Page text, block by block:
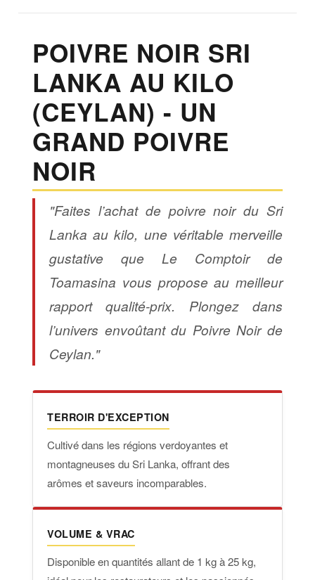
POIVRE NOIR SRI
LANKA AU KILO
(CEYLAN) - UN
GRAND POIVRE
NOIR
"Faites l’achat de poivre noir du Sri
Lanka au kilo, une véritable merveille
gustative que Le Comptoir de
Toamasina vous propose au meilleur
rapport qualité-prix. Plongez dans
l’univers envoûtant du Poivre Noir de
Ceylan."
TERROIR D'EXCEPTION
Cultivé dans les régions verdoyantes et
montagneuses du Sri Lanka, offrant des
arômes et saveurs incomparables.
VOLUME & VRAC
Disponible en quantités allant de 1 kg à 25 kg,